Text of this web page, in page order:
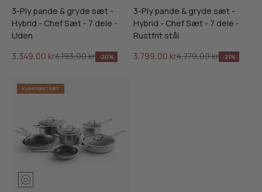
3-Ply pande & gryde sæt -
Hybrid - Chef Sæt - 7 dele -
Uden
Salgspris
3.349,00 krNormalpris
4.193,00 kr -20%
3-Ply pande & gryde sæt -
Hybrid - Chef Sæt - 7 dele -
Rustfrit stål
Salgspris
3.799,00 krNormalpris
4.779,00 kr -21%
KURATERET SÆT